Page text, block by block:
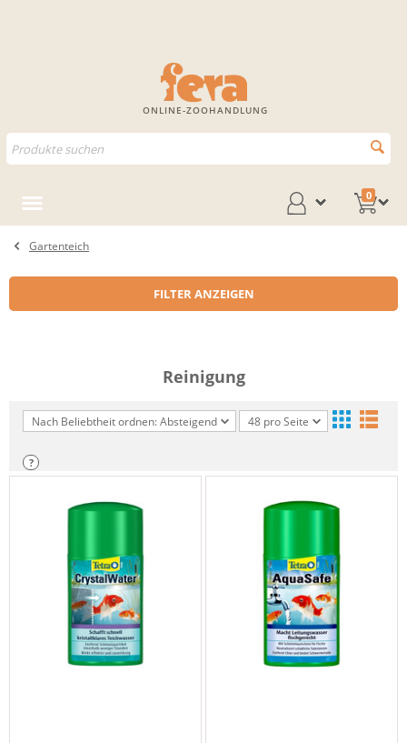
ONLINE-ZOOHANDLUNG
0
Gartenteich
FILTER ANZEIGEN
Reinigung
Nach Beliebtheit ordnen: Absteigend 48 pro Seite
?